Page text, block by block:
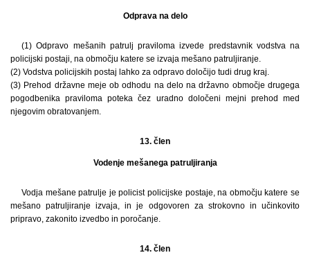
Odprava na delo
(1) Odpravo mešanih patrulj praviloma izvede predstavnik vodstva na
policijski postaji, na območju katere se izvaja mešano patruljiranje.
(2) Vodstva policijskih postaj lahko za odpravo določijo tudi drug kraj.
(3) Prehod državne meje ob odhodu na delo na državno območje drugega
pogodbenika praviloma poteka čez uradno določeni mejni prehod med
njegovim obratovanjem.
13. člen
Vodenje mešanega patruljiranja
Vodja mešane patrulje je policist policijske postaje, na območju katere se
mešano patruljiranje izvaja, in je odgovoren za strokovno in učinkovito
pripravo, zakonito izvedbo in poročanje.
14. člen